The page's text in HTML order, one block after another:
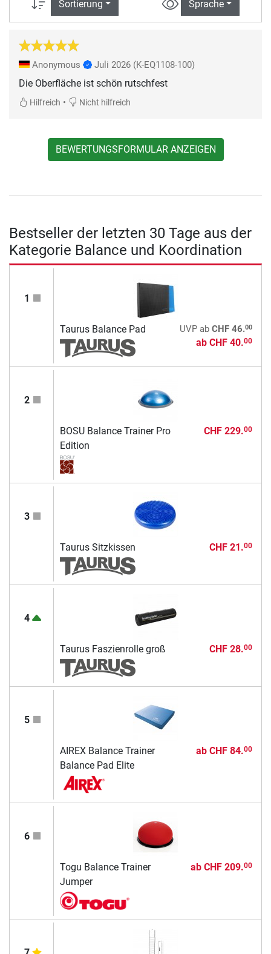
Sortierung Sprache
Anonymous Juli 2026 (K-EQ1108-100)
Die Oberfläche ist schön rutschfest
Hilfreich • Nicht hilfreich
BEWERTUNGSFORMULAR ANZEIGEN
Bestseller der letzten 30 Tage aus der
Kategorie Balance und Koordination
1
Taurus Balance Pad UVPab CHF 46.00
ab CHF 40.00
2
BOSU Balance Trainer Pro
Edition
CHF 229.00
3
Taurus Sitzkissen CHF 21.00
4
Taurus Faszienrolle groß CHF 28.00
5
AIREX Balance Trainer
Balance Pad Elite
ab CHF 84.00
6
Togu Balance Trainer
Jumper
ab CHF 209.00